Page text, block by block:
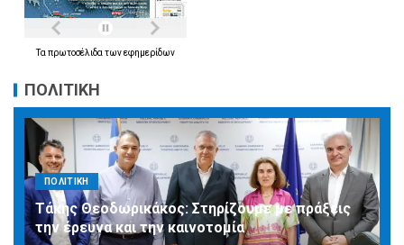
Τα πρωτοσέλιδα τωνεφημερίδων
ΠΟΛΙΤΙΚΗ
ΠΟΛΙΤΙΚΗ
Τάκης Θεοδωρικάκος: Στηρίζουμε με πράξεις
την έρευνα και την καινοτομία